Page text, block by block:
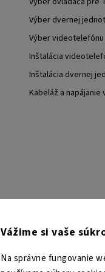
Vážime si vaše
Na správne fungovanie
Výber dvernej
Výber videotelefónu
Inštalácia
Inštalácia dvernej
Kabeláž a